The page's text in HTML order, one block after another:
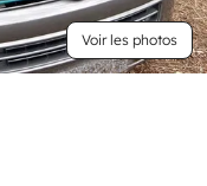
Voir les photos